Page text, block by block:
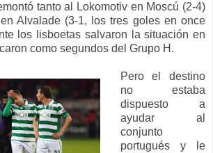
tanto al Lokomotiv en Moscú (2-4)
Alvalade (3-1, los tres goles en once
los lisboetas salvaron la situación en
como segundos del Grupo H.
Pero el destino
no estaba
dispuesto a
ayudar al
conjunto
portugués y le